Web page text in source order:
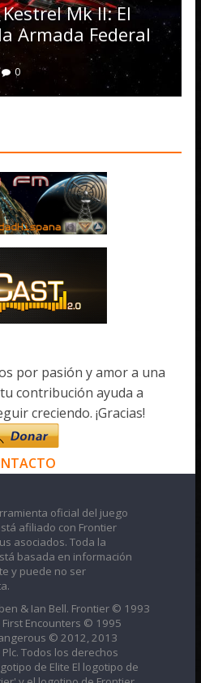
Mk II: El
Federal
por pasión y amor a una
contribución ayuda a
creciendo. ¡Gracias!
oficial del juego
afiliado con Frontier
asociados. Toda la
basada en información
y puede no ser
& Ian Bell. Frontier © 1993
Encounters © 1995
© 2012, 2013
Todos los derechos
de Elite El logotipo de